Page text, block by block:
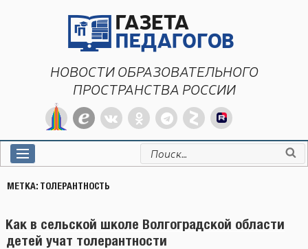
НОВОСТИ ОБРАЗОВАТЕЛЬНОГО
ПРОСТРАНСТВА РОССИИ
Искать:
МЕТКА: ТОЛЕРАНТНОСТЬ
Как в сельской школе Волгоградской области
детей учат толерантности